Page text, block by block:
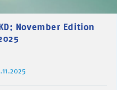
November Edition